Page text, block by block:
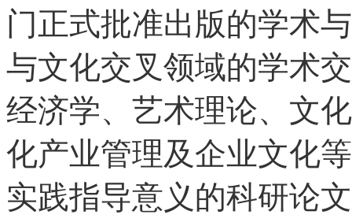
门正式批准出版的学术
与文化交叉领域的学术
经济学、艺术理论、文
化产业管理及企业文化
实践指导意义的科研论